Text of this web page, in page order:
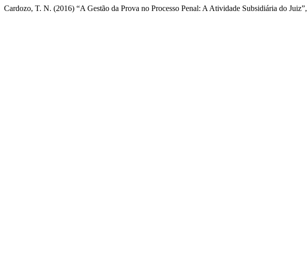
Cardozo, T. N. (2016) “A Gestão da Prova no Processo Penal: A Atividade Subsidiária do Juiz”,